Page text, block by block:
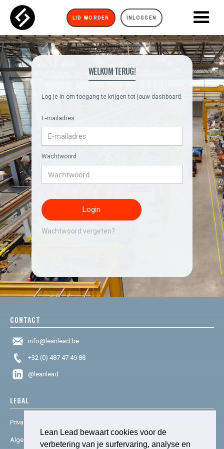
Lean Lead bewaart cookies voor de
verbetering van je surfervaring, analyse en
LID WORDEN INLOGGEN
WELKOM TERUG!
Log je in om toegang te krijgen tot jouw dashboard.
E-mailadres
Wachtwoord
Wachtwoord vergeten?
CONTACT
info@leanlead.be
+32 (0) 487 47 49 88
@leanlead
LEGAL
Privacy & cookies
Algemene voorwaarden